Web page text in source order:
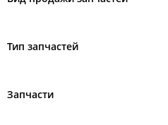
Тип запчастей
Запчасти